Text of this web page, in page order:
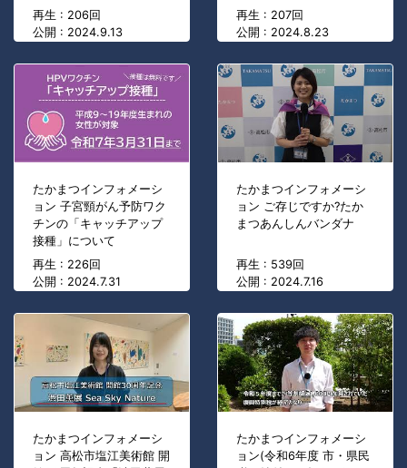
再生 : 206回
公開 : 2024.9.13
再生 : 207回
公開 : 2024.8.23
たかまつインフォメーシ
ョン 子宮頸がん予防ワク
チンの「キャッチアップ
接種」について
再生 : 226回
公開 : 2024.7.31
たかまつインフォメーシ
ョン ご存じですか?たか
まつあんしんバンダナ
再生 : 539回
公開 : 2024.7.16
たかまつインフォメーシ
ョン 高松市塩江美術館 開
たかまつインフォメーシ
ョン(令和6年度 市・県民